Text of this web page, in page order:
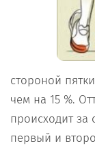
стороной
чем на 15 %.
происходит
первый и